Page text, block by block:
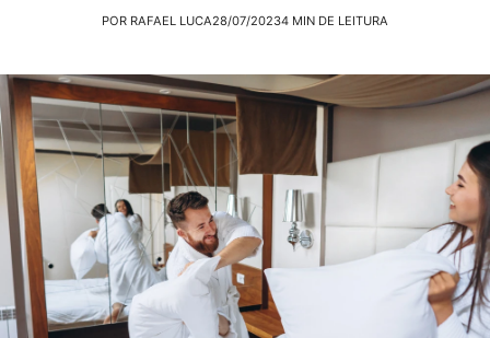
POR RAFAEL LUCA28/07/20234 MIN DE LEITURA